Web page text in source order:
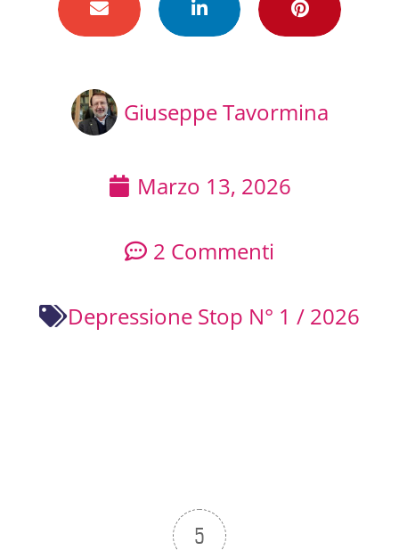
Giuseppe Tavormina
Marzo 13, 2026
2 Commenti
Depressione Stop N° 1 / 2026
5